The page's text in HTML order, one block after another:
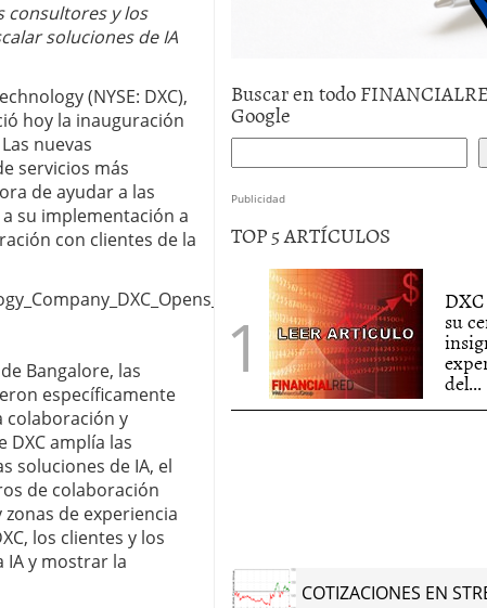
consultores y los
soluciones de IA
(NYSE: DXC),
hoy la inauguración
nuevas
servicios más
de ayudar a las
su implementación a
con clientes de la
Bangalore, las
específicamente
colaboración y
amplía las
soluciones de IA, el
de colaboración
de experiencia
los clientes y los
IA y mostrar la
Buscar en todo
Google
Publicidad
TOP 5 ARTÍCULOS
su
del...
COTIZACIONES EN